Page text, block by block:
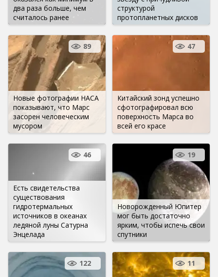
два раза больше, чем
считалось ранее
структурой
протопланетных дисков
Новые фотографии НАСА
показывают, что Марс
засорен человеческим
мусором
89
Китайский зонд успешно
сфотографировал всю
поверхность Марса во
всей его красе
47
Есть свидетельства
существования
гидротермальных
источников в океанах
ледяной луны Сатурна
Энцелада
46
Новорожденный Юпитер
мог быть достаточно
ярким, чтобы испечь свои
спутники
19
122 11